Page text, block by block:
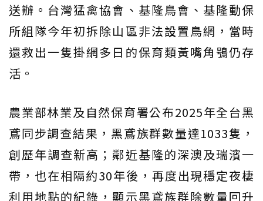
送辦。台灣猛禽協會、基隆鳥會、基隆動保
所組隊今年初拆除山區非法設置鳥網，當時
還救出一隻掛網多日的保育類黃嘴角鴞仍存
活。
農業部林業及自然保育署公布2025年全台黑
鳶同步調查結果，黑鳶族群數量達1033隻，
創歷年調查新高；鄰近基隆的深澳及瑞濱一
帶，也在相隔約30年後，再度出現穩定夜棲
利用地點的紀錄，顯示黑鳶族群除數量回升